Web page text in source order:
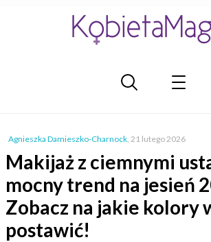
Agnieszka Damieszko-Charnock, 21 lutego 2026
Makijaż z ciemnymi
mocny trend na jesień
Zobacz na jakie kolory
postawić!